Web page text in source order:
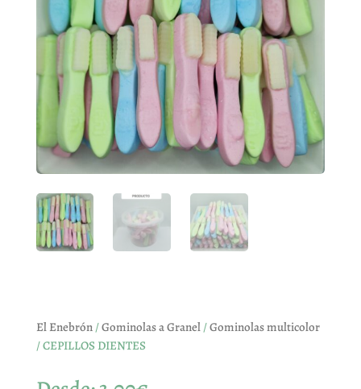
El Enebrón/Gominolas a Granel/Gominolas multicolor
/ CEPILLOS DIENTES